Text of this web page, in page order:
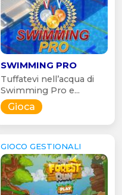
SWIMMING PRO
Tuffatevi nell’acqua di
Swimming Pro e...
Gioca
GIOCO GESTIONALI